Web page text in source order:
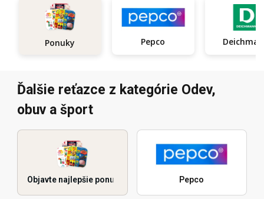
Ponuky Pepco
Ďalšie reťazce z kategórie Odev,
obuv a šport
Objavte najlepšie ponuky Pepco